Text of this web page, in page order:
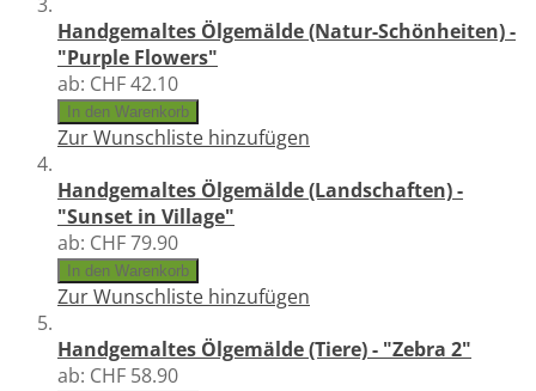
Handgemaltes Ölgemälde (Natur-Schönheiten) -
"Purple Flowers"
ab: CHF 42.10
In den Warenkorb
Zur Wunschliste hinzufügen
Handgemaltes Ölgemälde (Landschaften) -
"Sunset in Village"
ab: CHF 79.90
In den Warenkorb
Zur Wunschliste hinzufügen
Handgemaltes Ölgemälde (Tiere) - "Zebra 2"
ab: CHF 58.90